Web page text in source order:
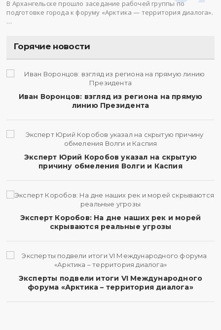
В Архангельске прошло заседание рабочей группы по
подготовке города к форуму «Арктика — территория диалога».
…
Горячие новости
Иван Воронцов: взгляд из региона на прямую
линию Президента
Эксперт Юрий Коробов указал на скрытую
причину обмеления Волги и Каспия
Эксперт Коробов: На дне наших рек и морей
скрываются реальные угрозы
Эксперты подвели итоги VI Международного
форума «Арктика – территория диалога»